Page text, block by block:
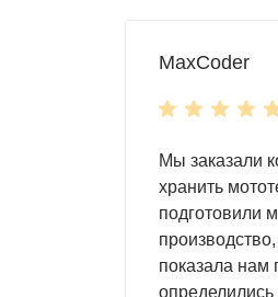
MaxCoder
Мы заказали
хранить
подготовили
показала нам